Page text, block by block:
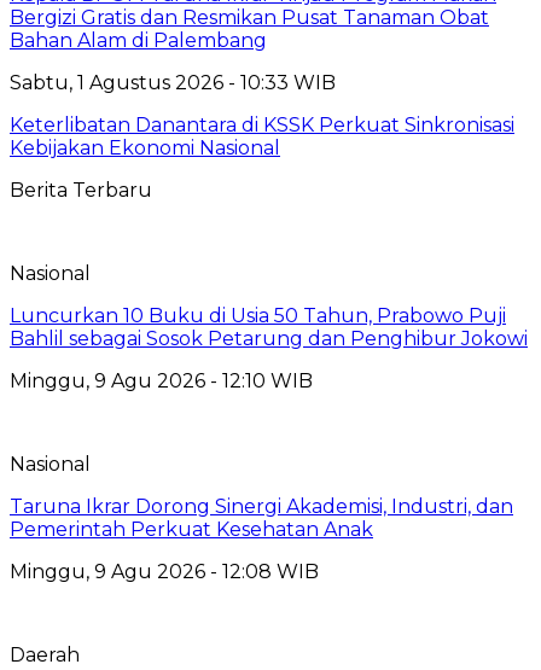
Bergizi Gratis dan Resmikan Pusat Tanaman Obat
Bahan Alam di Palembang
Sabtu, 1 Agustus 2026 - 10:33 WIB
Keterlibatan Danantara di KSSK Perkuat Sinkronisasi
Kebijakan Ekonomi Nasional
Berita Terbaru
Nasional
Luncurkan 10 Buku di Usia 50 Tahun, Prabowo Puji
Bahlil sebagai Sosok Petarung dan Penghibur Jokowi
Minggu, 9 Agu 2026 - 12:10 WIB
Nasional
Taruna Ikrar Dorong Sinergi Akademisi, Industri, dan
Pemerintah Perkuat Kesehatan Anak
Minggu, 9 Agu 2026 - 12:08 WIB
Daerah